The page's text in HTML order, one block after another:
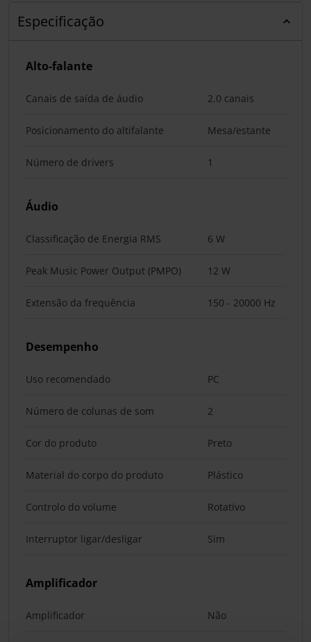
Especificação
Alto-falante
Canais de saída de áudio 2.0 canais
Posicionamento do altifalante Mesa/estante
Número de drivers 1
Áudio
Classificação de Energia RMS 6 W
Peak Music Power Output (PMPO) 12 W
Extensão da frequência 150 - 20000 Hz
Desempenho
Uso recomendado PC
Número de colunas de som 2
Cor do produto Preto
Material do corpo do produto Plástico
Controlo do volume Rotativo
Interruptor ligar/desligar Sim
Amplificador
Amplificador Não